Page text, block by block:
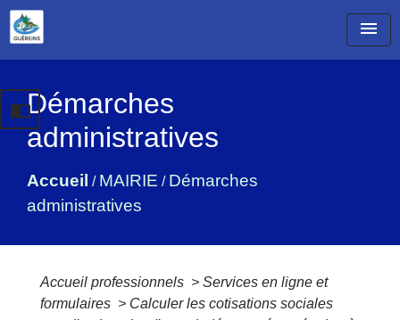
menu
Démarches
administratives
Accueil / MAIRIE / Démarches
administratives
import_contacts
Accueil professionnels > Services en ligne et
formulaires > Calculer les cotisations sociales